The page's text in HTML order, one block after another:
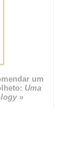
um
Uma
»